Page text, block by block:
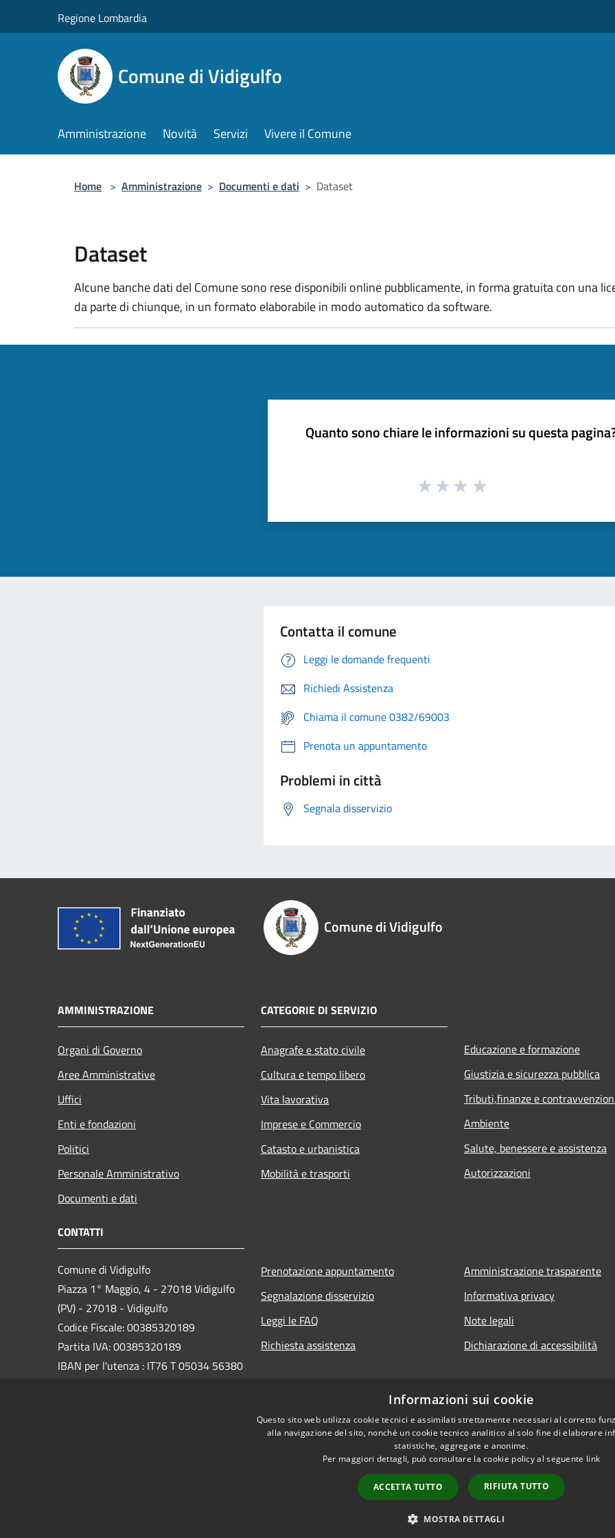
Regione Lombardia
Comune di Vidigulfo
Amministrazione Novità Servizi Vivere il Comune
Home > Amministrazione > Documenti e dati > Dataset
Dataset
Alcune banche dati del Comune sono rese disponibili online pubblicamente, in forma gratuita con una
da parte di chiunque, in un formato elaborabile in modo automatico da software.
Quanto sono chiare le informazioni su questa
Contatta il comune
Leggi le domande frequenti
Richiedi Assistenza
Chiama il comune 0382/69003
Prenota un appuntamento
Problemi in città
Segnala disservizio
Comune di Vidigulfo
AMMINISTRAZIONE
Organi di Governo
Aree Amministrative
Uffici
Enti e fondazioni
Politici
Personale Amministrativo
Documenti e dati
CATEGORIE DI SERVIZIO
Anagrafe e stato civile
Cultura e tempo libero
Vita lavorativa
Imprese e Commercio
Catasto e urbanistica
Mobilità e trasporti
Educazione e formazione
Giustizia e sicurezza pubblica
Tributi,finanze e
Ambiente
Salute, benessere e assistenza
Autorizzazioni
CONTATTI
Comune di Vidigulfo
Piazza 1° Maggio, 4 - 27018 Vidigulfo
(PV) - 27018 - Vidigulfo
Codice Fiscale: 00385320189
Partita IVA: 00385320189
IBAN per l'utenza : IT76 T 05034 56380
Prenotazione appuntamento
Segnalazione disservizio
Leggi le FAQ
Richiesta assistenza
Amministrazione trasparente
Informativa privacy
Note legali
Dichiarazione di accessibilità
Copyright © 2026 • Comune
Informazioni sui cookie
Questo sito web utilizza cookie tecnici e assimilati strettamente necessari al corretto
alla navigazione del sito, nonché un cookie tecnico analitico al solo fine di elaborare
statistiche, aggregate e anonime.
Per maggiori dettagli, può consultare la cookie policy al seguente link
ACCETTA TUTTO RIFIUTA TUTTO
MOSTRA DETTAGLI